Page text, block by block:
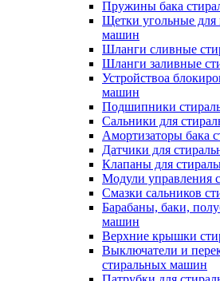
Пружины бака
Щетки угольные для
машин
Шланги сливные
Шланги заливные
Устройствоа
машин
Подшипники
Сальники для
Амортизаторы бака
Датчики для
Клапаны для
Модули управления
Смазки сальников
Барабаны, баки,
машин
Верхние крышки
Выключатели и
стиральных машин